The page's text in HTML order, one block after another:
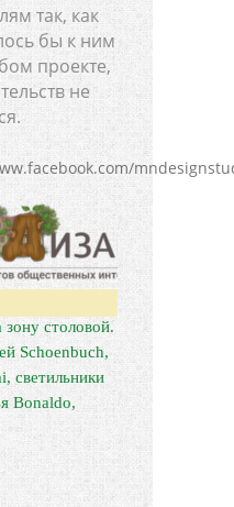
так, как
бы к ним
проекте,
не
столовой.
Schoenbuch,
светильники
Bonaldo,